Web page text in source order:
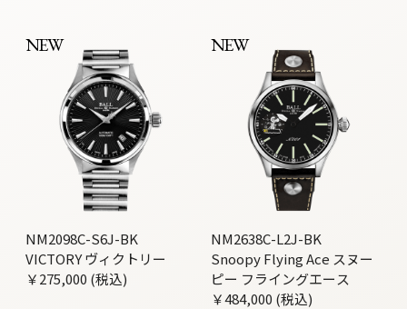
NEW
NM2098C-S6J-BK
VICTORY ヴィクトリー
￥275,000 (税込)
NEW
NM2638C-L2J-BK
Snoopy Flying Ace スヌー
ピー フライングエース
￥484,000 (税込)